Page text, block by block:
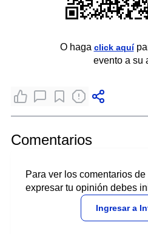
O haga click aquí
evento a su
Comentarios
Para ver los comentarios
expresar tu opinión debes
Ingresar a